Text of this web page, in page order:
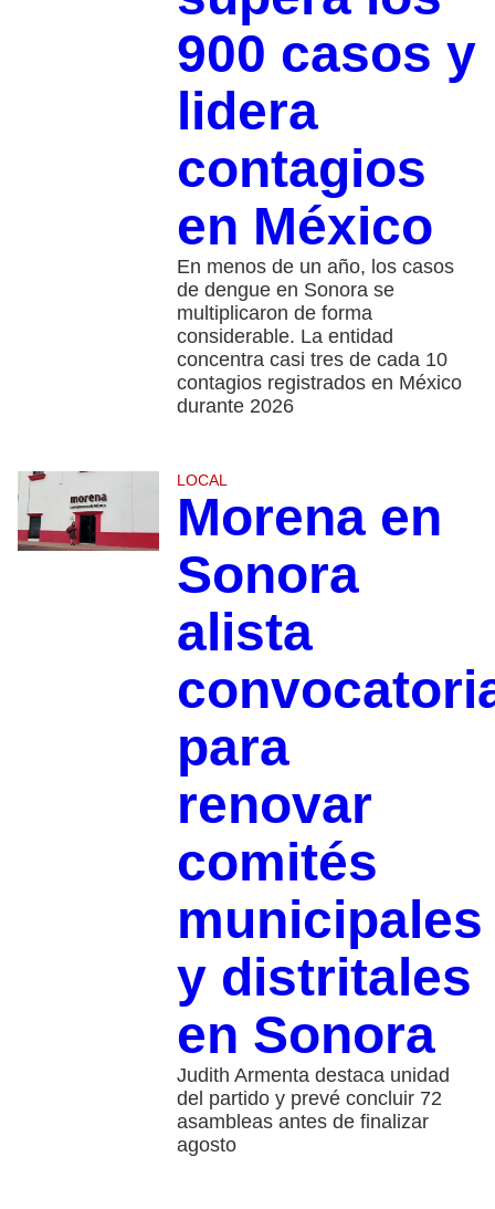
900 casos y
lidera
contagios
en México
En menos de un año, los casos
de dengue en Sonora se
multiplicaron de forma
considerable. La entidad
concentra casi tres de cada 10
contagios registrados en México
durante 2026
LOCAL
Morena en
Sonora
alista
para
renovar
comités
municipales
y distritales
en Sonora
Judith Armenta destaca unidad
del partido y prevé concluir 72
asambleas antes de finalizar
agosto